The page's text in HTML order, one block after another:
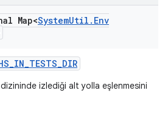
Map<SystemUtil . Env
_IN_TESTS_DIR
izlediği alt yolla eşlenmesini